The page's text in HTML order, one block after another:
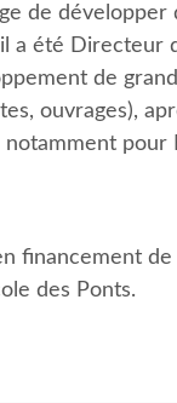
de développer
a été Directeur
de
ouvrages),
pour
financement
des Ponts.